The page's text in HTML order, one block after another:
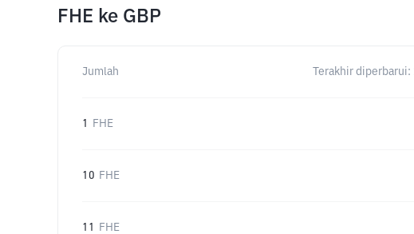
FHE ke GBP
Jumlah Terakhir diperbarui:
1 FHE
10 FHE
11 FHE